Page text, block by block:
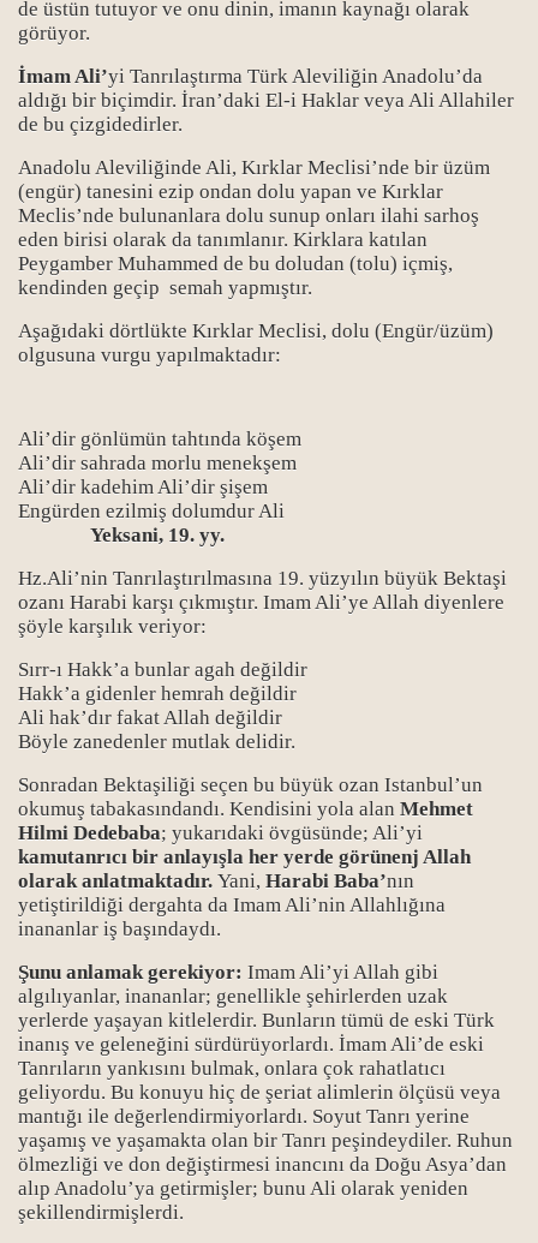
de üstün tutuyor ve onu dinin, imanın kaynağı olarak
görüyor.
İmam Ali’yi Tanrılaştırma Türk Aleviliğin Anadolu’da
aldığı bir biçimdir. İran’daki El-i Haklar veya Ali Allahiler
de bu çizgidedirler.
Anadolu Aleviliğinde Ali, Kırklar Meclisi’nde bir üzüm
(engür) tanesini ezip ondan dolu yapan ve Kırklar
Meclis’nde bulunanlara dolu sunup onları ilahi sarhoş
eden birisi olarak da tanımlanır. Kirklara katılan
Peygamber Muhammed de bu doludan (tolu) içmiş,
kendinden geçip semah yapmıştır.
Aşağıdaki dörtlükte Kırklar Meclisi, dolu (Engür/üzüm)
olgusuna vurgu yapılmaktadır:
Ali’dir gönlümün tahtında köşem
Ali’dir sahrada morlu menekşem
Ali’dir kadehim Ali’dir şişem
Engürden ezilmiş dolumdur Ali
Yeksani, 19. yy.
Hz.Ali’nin Tanrılaştırılmasına 19. yüzyılın büyük Bektaşi
ozanı Harabi karşı çıkmıştır. Imam Ali’ye Allah diyenlere
şöyle karşılık veriyor:
Sırr-ı Hakk’a bunlar agah değildir
Hakk’a gidenler hemrah değildir
Ali hak’dır fakat Allah değildir
Böyle zanedenler mutlak delidir.
Sonradan Bektaşiliği seçen bu büyük ozan Istanbul’un
okumuş tabakasındandı. Kendisini yola alan Mehmet
Hilmi Dedebaba; yukarıdaki övgüsünde; Ali’yi
kamutanrıcı bir anlayışla her yerde görünenj Allah
olarak anlatmaktadır. Yani, Harabi Baba’nın
yetiştirildiği dergahta da Imam Ali’nin Allahlığına
inananlar iş başındaydı.
Şunu anlamak gerekiyor: Imam Ali’yi Allah gibi
algılıyanlar, inananlar; genellikle şehirlerden uzak
yerlerde yaşayan kitlelerdir. Bunların tümü de eski Türk
inanış ve geleneğini sürdürüyorlardı. İmam Ali’de eski
Tanrıların yankısını bulmak, onlara çok rahatlatıcı
geliyordu. Bu konuyu hiç de şeriat alimlerin ölçüsü veya
mantığı ile değerlendirmiyorlardı. Soyut Tanrı yerine
yaşamış ve yaşamakta olan bir Tanrı peşindeydiler. Ruhun
ölmezliği ve don değiştirmesi inancını da Doğu Asya’dan
alıp Anadolu’ya getirmişler; bunu Ali olarak yeniden
şekillendirmişlerdi.